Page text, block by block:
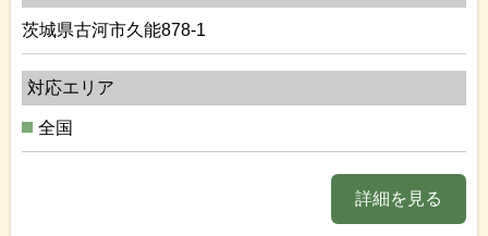
茨城県古河市久能878-1
対応エリア
全国
詳細を見る